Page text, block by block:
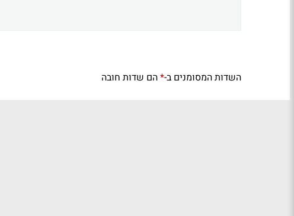
השדות המסומנים ב-*הם שדות חובה